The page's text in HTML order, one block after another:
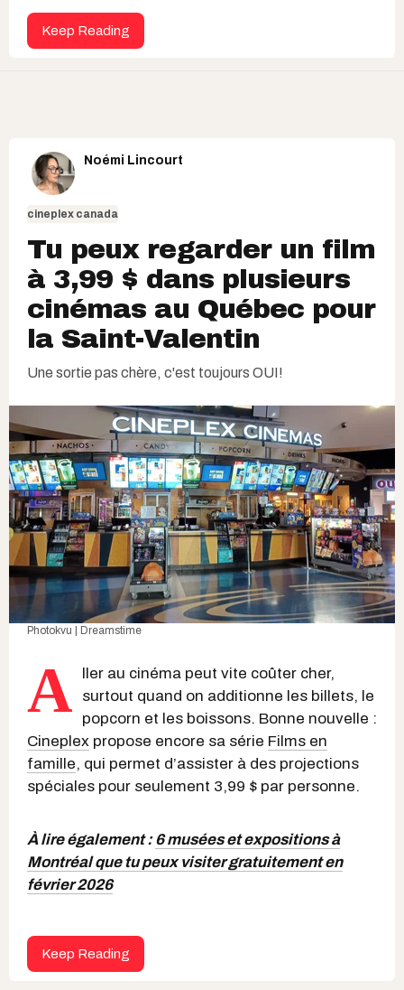
Keep Reading
Noémi Lincourt
cineplex canada
Tu peux regarder un film
à 3,99 $ dans plusieurs
cinémas au Québec pour
la Saint-Valentin
Une sortie pas chère, c'est toujours OUI!
Photokvu | Dreamstime
A
ller au cinéma peut vite coûter cher,
surtout quand on additionne les billets, le
popcorn et les boissons. Bonne nouvelle :
Cineplex propose encore sa série Films en
famille, qui permet d’assister à des projections
spéciales pour seulement 3,99 $ par personne.
À lire également :6 musées et expositions à
Montréal que tu peux visiter gratuitement en
février 2026
Keep Reading